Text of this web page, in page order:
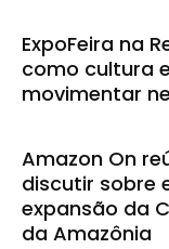
ExpoFeira na
como cultura
movimentar
Amazon On
discutir sobre
expansão da
da Amazônia